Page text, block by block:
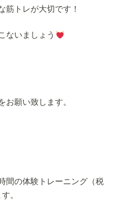
筋トレが大切です！
ないましょう
お願い致します。
間の体験トレーニング（税
。